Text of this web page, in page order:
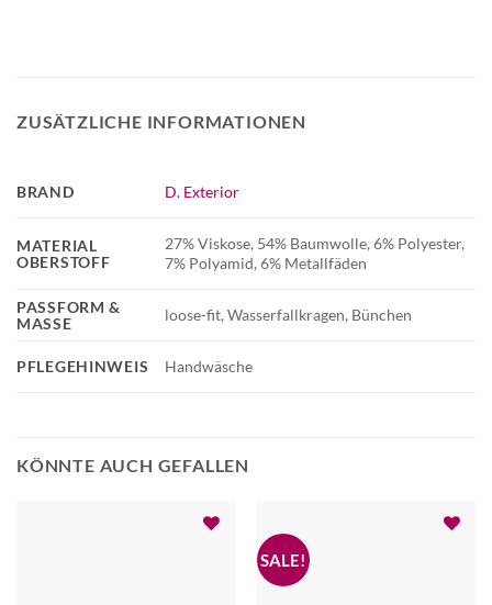
ZUSÄTZLICHE INFORMATIONEN
PFLEGEHINWEIS Handwäsche
BRAND D. Exterior
MATERIAL
OBERSTOFF
27% Viskose, 54% Baumwolle, 6% Polyester,
7% Polyamid, 6% Metallfäden
PASSFORM &
MASSE
loose-fit, Wasserfallkragen, Bünchen
KÖNNTE AUCH GEFALLEN